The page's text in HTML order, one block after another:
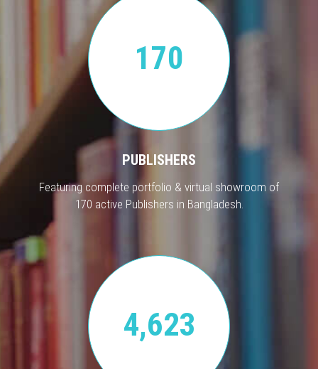
170
PUBLISHERS
Featuring complete portfolio & virtual showroom of
170 active Publishers in Bangladesh.
4,623